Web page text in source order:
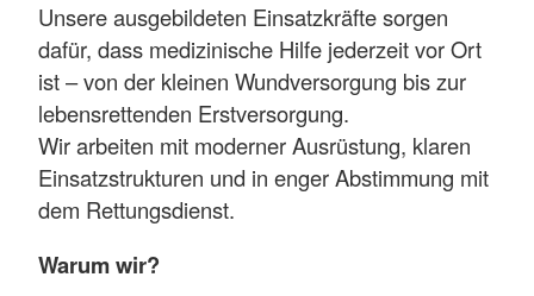
Unsere ausgebildeten Einsatzkräfte sorgen
dafür, dass medizinische Hilfe jederzeit vor Ort
ist – von der kleinen Wundversorgung bis zur
lebensrettenden Erstversorgung.
Wir arbeiten mit moderner Ausrüstung, klaren
Einsatzstrukturen und in enger Abstimmung mit
dem Rettungsdienst.
Warum wir?